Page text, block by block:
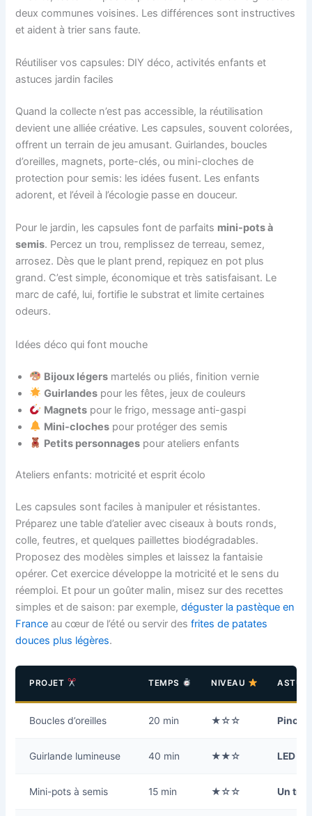
deux communes voisines. Les différences sont instructives
et aident à trier sans faute.
Réutiliser vos capsules: DIY déco, activités enfants et
astuces jardin faciles
Quand la collecte n’est pas accessible, la réutilisation
devient une alliée créative. Les capsules, souvent colorées,
offrent un terrain de jeu amusant. Guirlandes, boucles
d’oreilles, magnets, porte-clés, ou mini-cloches de
protection pour semis: les idées fusent. Les enfants
adorent, et l’éveil à l’écologie passe en douceur.
Pour le jardin, les capsules font de parfaits mini-pots à
semis. Percez un trou, remplissez de terreau, semez,
arrosez. Dès que le plant prend, repiquez en pot plus
grand. C’est simple, économique et très satisfaisant. Le
marc de café, lui, fortifie le substrat et limite certaines
odeurs.
Idées déco qui font mouche
Bijoux légers martelés ou pliés, finition vernie
Guirlandes pour les fêtes, jeux de couleurs
Magnets pour le frigo, message anti-gaspi
Mini-cloches pour protéger des semis
Petits personnages pour ateliers enfants
Ateliers enfants: motricité et esprit écolo
Les capsules sont faciles à manipuler et résistantes.
Préparez une table d’atelier avec ciseaux à bouts ronds,
colle, feutres, et quelques paillettes biodégradables.
Proposez des modèles simples et laissez la fantaisie
opérer. Cet exercice développe la motricité et le sens du
réemploi. Et pour un goûter malin, misez sur des recettes
simples et de saison: par exemple,déguster la pastèque en
France au cœur de l’été ou servir desfrites de patates
douces plus légères.
PROJET TEMPS NIVEAU
Boucles d’oreilles 20 min ★☆☆ Pince
Guirlande lumineuse 40 min ★★☆ LED
Mini-pots à semis 15 min ★☆☆ Un